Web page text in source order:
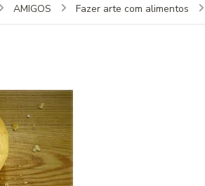
AMIGOS Fazer arte com alimentos